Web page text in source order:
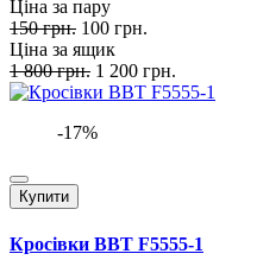
Ціна за пару
150 грн. 100 грн.
Ціна за ящик
1 800 грн. 1 200 грн.
-17%
Купити
Кросівки BBT F5555-1